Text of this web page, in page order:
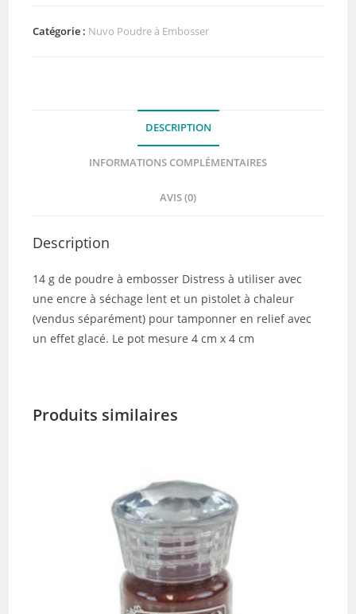
Ranger
Catégorie : Nuvo Poudre à Embosser
DESCRIPTION
INFORMATIONS COMPLÉMENTAIRES
AVIS (0)
Description
14 g de poudre à embosser Distress à utiliser avec
une encre à séchage lent et un pistolet à chaleur
(vendus séparément) pour tamponner en relief avec
un effet glacé. Le pot mesure 4 cm x 4 cm
Produits similaires